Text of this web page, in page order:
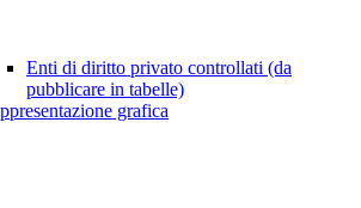
Enti di diritto privato controllati (da
pubblicare in tabelle)
grafica